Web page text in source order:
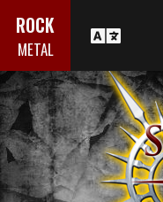
ROCK
METAL